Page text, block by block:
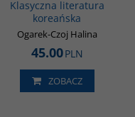
Klasyczna literatura
koreańska
Ogarek-Czoj Halina
45.00PLN
ZOBACZ